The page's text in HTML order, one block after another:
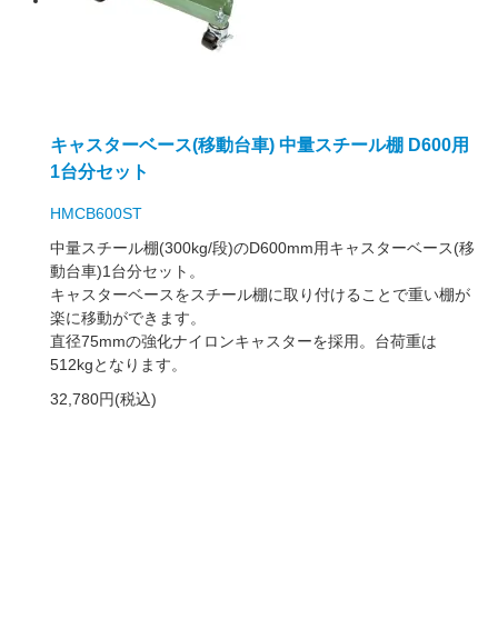
キャスターベース(移動台車) 中量スチール棚 D600用
1台分セット
HMCB600ST
中量スチール棚(300kg/段)のD600mm用キャスターベース(移
動台車)1台分セット。
キャスターベースをスチール棚に取り付けることで重い棚が
楽に移動ができます。
直径75mmの強化ナイロンキャスターを採用。台荷重は
512kgとなります。
32,780円(税込)